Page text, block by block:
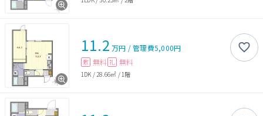
11.2 万円 /管理費5,000円
敷 無料 礼 無料
1DK / 28.66㎡ / 1階